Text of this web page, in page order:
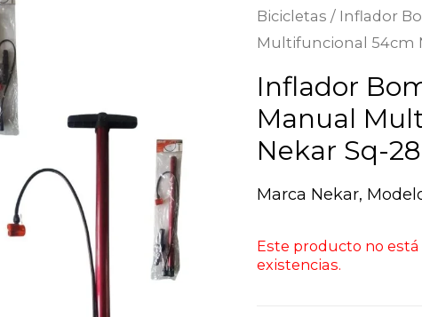
Bicicletas / Inflador
Multifuncional 54cm
Inflador
Manual
Nekar Sq-
Marca Nekar,
Este producto no
existencias.